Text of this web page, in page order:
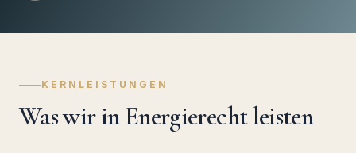
KERNLEISTUNGEN
Was wir in Energierecht leisten